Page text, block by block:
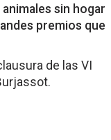
sin hogar
premios que
de las VI